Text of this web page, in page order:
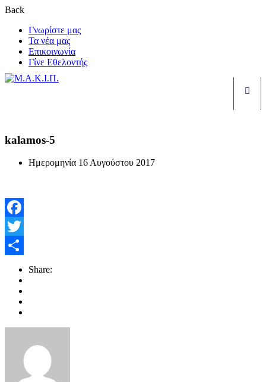
Back
Γνωρίστε μας
Τα νέα μας
Επικοινωνία
Γίνε Εθελοντής
kalamos-5
Ημερομηνία 16 Αυγούστου 2017
Facebook
Twitter
Μοιραστείτε
Share: